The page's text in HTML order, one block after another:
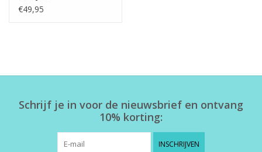
€49,95
Schrijf je in voor de nieuwsbrief en ontvang
10% korting:
INSCHRIJVEN